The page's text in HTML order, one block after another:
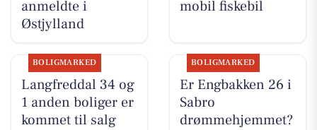
anmeldte i
Østjylland
mobil fiskebil
BOLIGMARKED
Langfreddal 34 og
1 anden boliger er
kommet til salg
BOLIGMARKED
Er Engbakken 26 i
Sabro
drømmehjemmet?